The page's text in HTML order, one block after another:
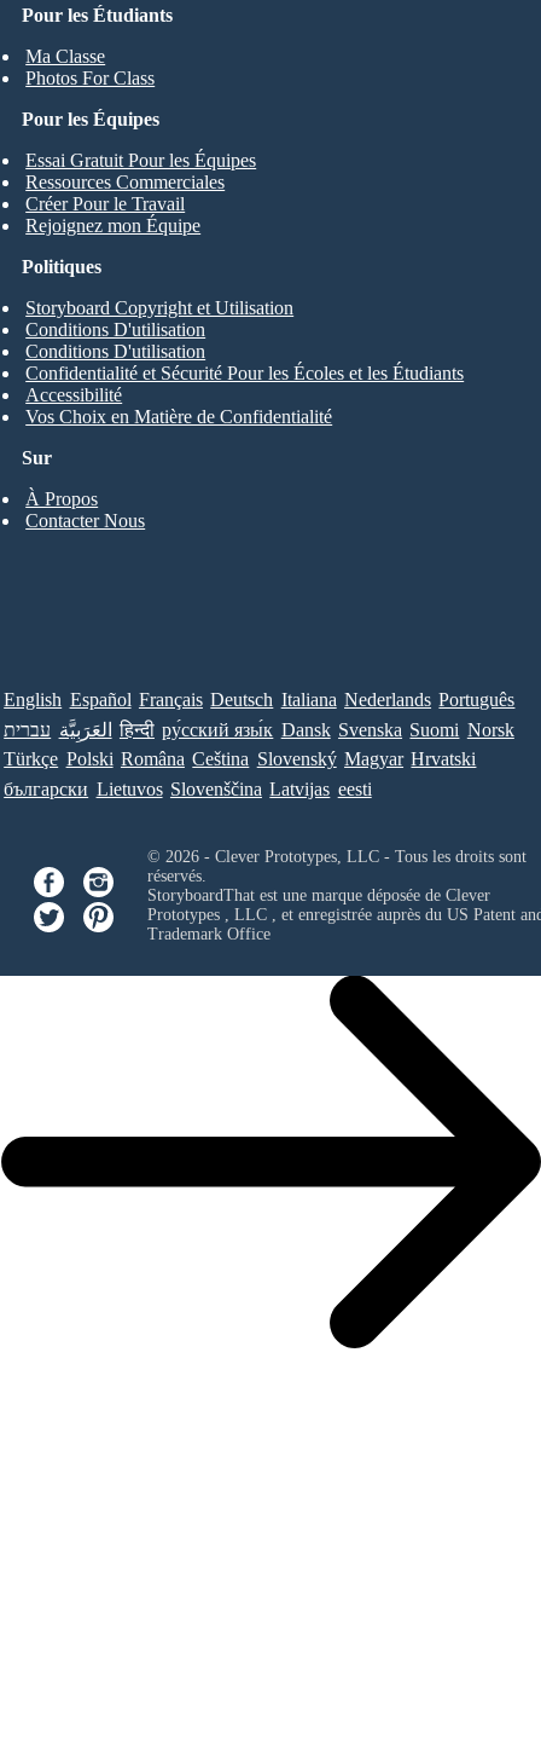
Pour les Étudiants
Ma Classe
Photos For Class
Pour les Équipes
Essai Gratuit Pour les Équipes
Ressources Commerciales
Créer Pour le Travail
Rejoignez mon Équipe
Sur
À Propos
Contacter Nous
Politiques
Storyboard Copyright et Utilisation
Conditions D'utilisation
Conditions D'utilisation
Confidentialité et Sécurité Pour les Écoles et les Étudiants
Accessibilité
Vos Choix en Matière de Confidentialité
English Español Français Deutsch Italiana Nederlands Português
עברית العَرَبِيَّة हिन्दी ру́сский язы́к Dansk Svenska Suomi Norsk
Türkçe Polski Româna Ceština Slovenský Magyar Hrvatski
български Lietuvos Slovenščina Latvijas eesti
© 2026 - Clever Prototypes, LLC - Tous les droits sont
réservés.
StoryboardThat est une marque déposée de Clever
Prototypes , LLC, et enregistrée auprès du US Patent
Trademark Office